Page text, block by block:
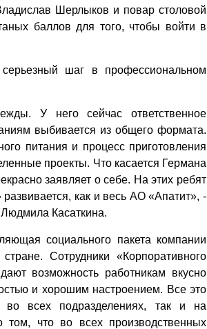
Шерлыков и повар столовой
баллов для того, чтобы войти в
шаг в профессиональном
У него сейчас ответственное
выбивается из общего формата.
питания и процесс приготовления
проекты. Что касается Германа
заявляет о себе. На этих ребят
как и весь АО «Апатит», -
Касаткина.
социального пакета компании
Сотрудники «Корпоративного
возможность работникам вкусно
и хорошим настроением. Все это
во всех подразделениях, так и на
том, что во всех производственных